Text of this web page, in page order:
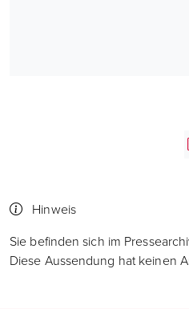
Hinweis
Sie befinden sich im
Diese Aussendung hat keinen